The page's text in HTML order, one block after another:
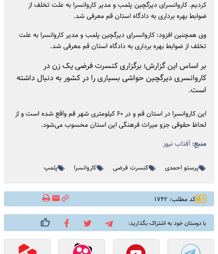
کردیم. کاروانسرای دیرگچین پلمب و مدیر کاروانسرا به علت تخلف از
ضوابط بهره برداری به دادگاه استان قم معرفی شد.
وی همچنین افزود: کاروانسرای دیرگچین پلمب و مدیر کاروانسرا به علت
تخلف از ضوابط بهره برداری به دادگاه استان قم معرفی شد.
بر اساس این گزارش؛ برگزاری کنسرت فرضی یک زن در
کاروانسری دیرگچین حواشی بسیاری را در کشور به دنبال داشته
است.
این کاروانسرا در استان قم و در ۶۰ کیلومتری شهر قم واقع شده است و از
لحاظ حقوقی جزو میراث فرهنگی این استان محسوب می‌شود.
منبع:آفتاب نیوز
پرستو احمدی کنسرت فرضی کاروانسرا پلمپ
کد مطلب: ۱۷۴۲
با دوستان خود به اشتراک بگذارید: